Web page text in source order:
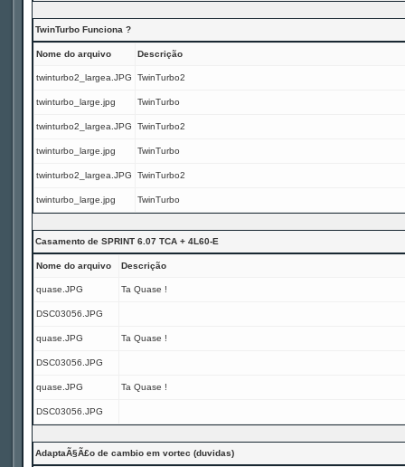
TwinTurbo Funciona ?
Nome do arquivo Descrição
twinturbo2_largea.JPG TwinTurbo2
twinturbo_large.jpg TwinTurbo
twinturbo2_largea.JPG TwinTurbo2
twinturbo_large.jpg TwinTurbo
twinturbo2_largea.JPG TwinTurbo2
twinturbo_large.jpg TwinTurbo
Casamento de SPRINT 6.07 TCA + 4L60-E
Nome do arquivo Descrição
quase.JPG Ta Quase !
DSC03056.JPG
quase.JPG Ta Quase !
DSC03056.JPG
quase.JPG Ta Quase !
DSC03056.JPG
AdaptaÃ§Ã£o de cambio em vortec (duvidas)